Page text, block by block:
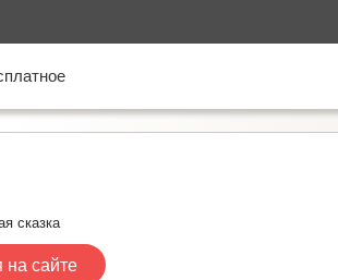
сказка
на сайте